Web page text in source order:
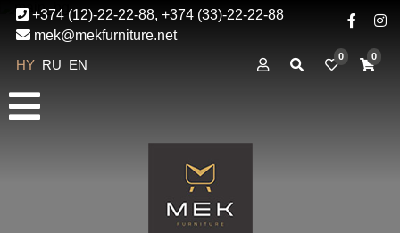
+374 (12)-22-22-88, +374 (33)-22-22-88
mek@mekfurniture.net
HY RU EN
0 0